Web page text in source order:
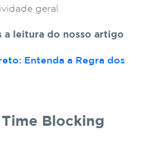
geral.
a leitura do nosso artigo
Entenda a Regra dos
Blocking